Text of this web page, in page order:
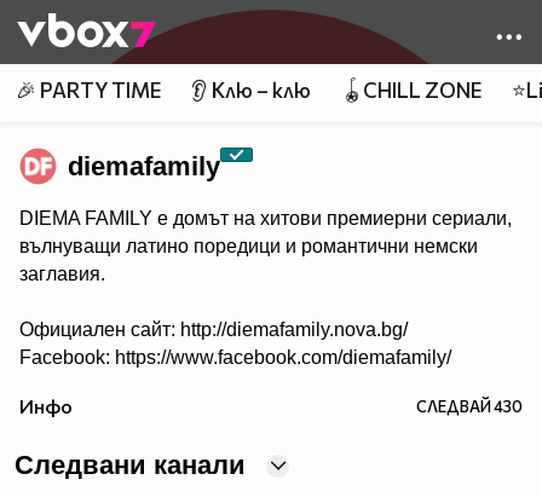
👾
🎉 PARTY TIME 👂 Клю – клю 🪀CHILL ZONE
diemafamily
DIEMA FAMILY e домът на хитови премиерни сериали,
вълнуващи латино поредици и романтични немски
заглавия.
Официален сайт: http://diemafamily.nova.bg/
Facebook: https://www.facebook.com/diemafamily/
Инфо СЛЕДВАЙ430
Следвани канали